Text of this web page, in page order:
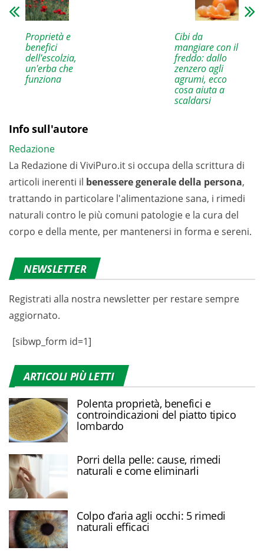
Proprietà e
benefici
dell'escolzia,
un'erba che
funziona
Cibi da
mangiare con il
freddo: dallo
zenzero agli
agrumi, ecco
cosa aiuta a
scaldarsi
Info sull'autore
Redazione
La Redazione di ViviPuro.it si occupa della scrittura di
articoli inerenti il benessere generale della persona,
trattando in particolare l'alimentazione sana, i rimedi
naturali contro le più comuni patologie e la cura del
corpo e della mente, per mantenersi in forma e sereni.
NEWSLETTER
Registrati alla nostra newsletter per restare sempre
aggiornato.
[sibwp_form id=1]
ARTICOLI PIÙ LETTI
Polenta proprietà, benefici e
controindicazioni del piatto tipico
lombardo
Porri della pelle: cause, rimedi
naturali e come eliminarli
Colpo d’aria agli occhi: 5 rimedi
naturali efficaci